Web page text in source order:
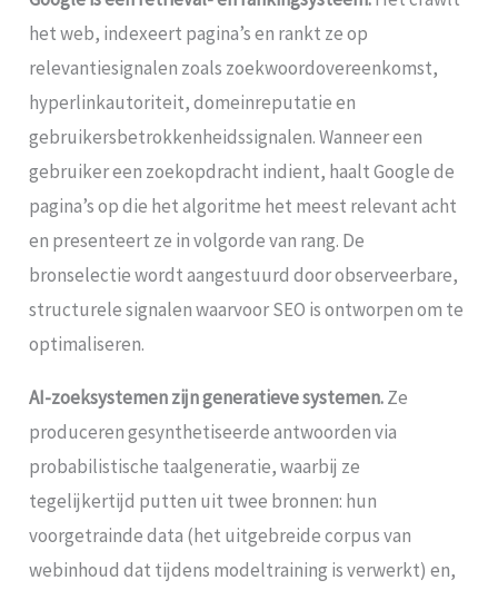
het web, indexeert pagina’s en rankt ze op
relevantiesignalen zoals zoekwoordovereenkomst,
hyperlinkautoriteit, domeinreputatie en
gebruikersbetrokkenheidssignalen. Wanneer een
gebruiker een zoekopdracht indient, haalt Google de
pagina’s op die het algoritme het meest relevant acht
en presenteert ze in volgorde van rang. De
bronselectie wordt aangestuurd door observeerbare,
structurele signalen waarvoor SEO is ontworpen om te
optimaliseren.
AI-zoeksystemen zijn generatieve systemen.Ze
produceren gesynthetiseerde antwoorden via
probabilistische taalgeneratie, waarbij ze
tegelijkertijd putten uit twee bronnen: hun
voorgetrainde data (het uitgebreide corpus van
webinhoud dat tijdens modeltraining is verwerkt) en,